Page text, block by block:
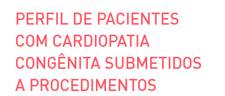
PERFIL DE PACIENTES
COM CARDIOPATIA
CONGÊNITA SUBMETIDOS
A PROCEDIMENTOS